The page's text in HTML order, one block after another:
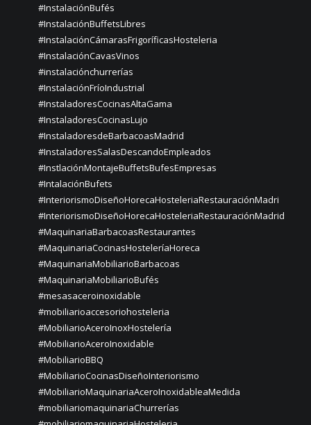
#InstalaciónBufés
#InstalaciónBuffetsLibres
#InstalaciónCámarasFrigoríficasHosteleria
#InstalaciónCavasVinos
#instalaciónchurrerías
#InstalaciónFríoIndustrial
#InstaladoresCocinasAltaGama
#InstaladoresCocinasLujo
#InstaladoresdeBarbacoasMadrid
#InstaladoresSalasDescandoEmpleados
#InstlaciónMontajeBuffetsBufesEmpresas
#IntalaciónBufets
#InteriorismoDiseñoHorecaHosteleriaRestauraciónMadri
#InteriorismoDiseñoHorecaHosteleriaRestauraciónMadrid
#MaquinariaBarbacoasRestaurantes
#MaquinariaCocinasHosteleríaHoreca
#MaquinariaMobiliarioBarbacoas
#MaquinariaMobiliarioBufés
#mesasaceroinoxidable
#mobiliarioaccesoriohosteleria
#MobiliarioAceroInoxHostelería
#MobiliarioAceroInoxidable
#MobiliarioBBQ
#MobiliarioCocinasDiseñoInteriorismo
#MobiliarioMaquinariaAceroInoxidableaMedida
#mobiliariomaquinariaChurrerías